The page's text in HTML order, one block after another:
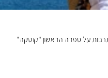
על ספרה הראשון "קוטקה"